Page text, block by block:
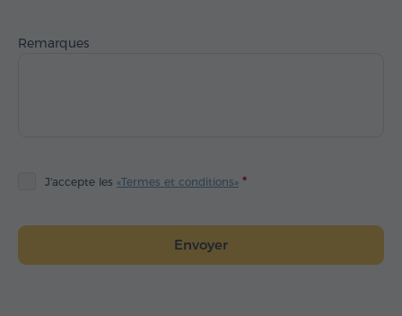
Remarques
J'accepte les «Termes et conditions»
Envoyer